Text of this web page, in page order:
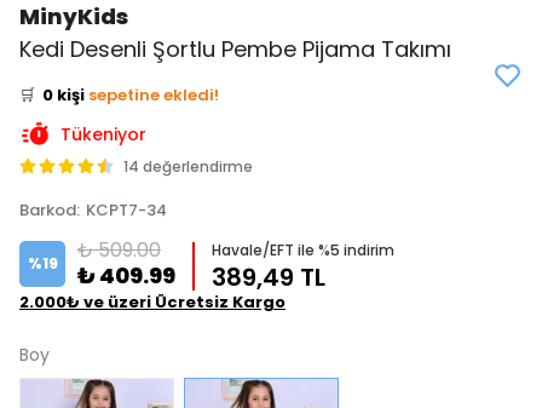
MinyKids
Kedi Desenli Şortlu Pembe Pijama Takımı
👀 Şu an
inceliyor!
favoriledi!
🛒 0 kişi sepetine ekledi!
✅ Bugün 0 adet
Tükeniyor
14 değerlendirme
Barkod: KCPT7-34
%19 ₺ 509.00
₺ 409.99
Havale/EFT ile %5 indirim
389,49 TL
2.000₺ ve üzeri Ücretsiz Kargo
Boy